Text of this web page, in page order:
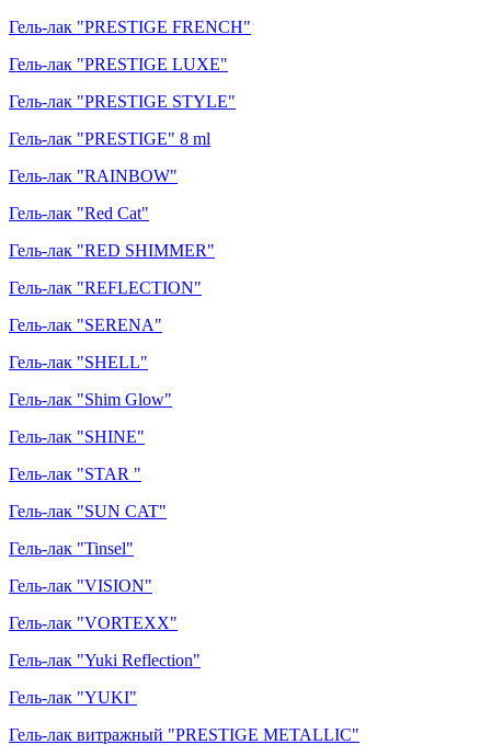
Гель-лак "PRESTIGE FRENCH"
Гель-лак "PRESTIGE LUXE"
Гель-лак "PRESTIGE STYLE"
Гель-лак "PRESTIGE" 8 ml
Гель-лак "RAINBOW"
Гель-лак "Red Cat"
Гель-лак "RED SHIMMER"
Гель-лак "REFLECTION"
Гель-лак "SERENA"
Гель-лак "SHELL"
Гель-лак "Shim Glow"
Гель-лак "SHINE"
Гель-лак "STAR "
Гель-лак "SUN CAT"
Гель-лак "Tinsel"
Гель-лак "VISION"
Гель-лак "VORTEXX"
Гель-лак "Yuki Reflection"
Гель-лак "YUKI"
Гель-лак витражный "PRESTIGE METALLIC"